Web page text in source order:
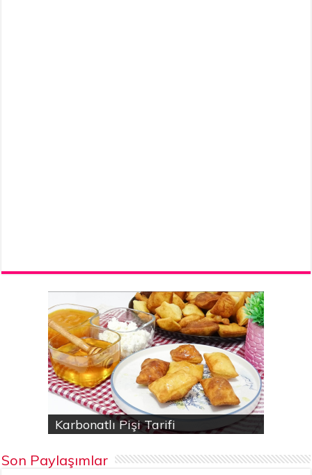
Karbonatlı Pişi Tarifi
Hodan bitkisinin faydaları
Yalancı Baklava Tarifi
Gökçesu Pilavı Tarifi
Nohutlu kereviz yemeği
Son Paylaşımlar